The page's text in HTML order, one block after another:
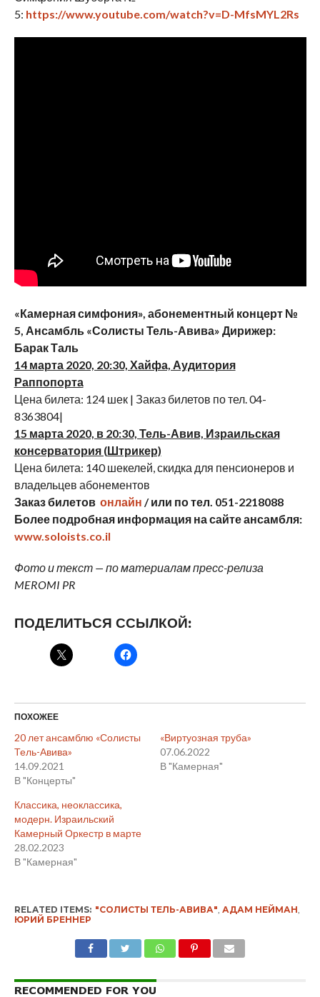
5: https://www.youtube.com/watch?v=D-MfsMYL2Rs
«Камерная симфония», абонементный концерт №
5, Ансамбль «Солисты Тель-Авива» Дирижер:
Барак Таль
14 марта 2020, 20:30, Хайфа, Аудитория
Раппопорта
Цена билета: 124 шек | Заказ билетов по тел. 04-
8363804|
15 марта 2020, в 20:30, Тель-Авив, Израильская
консерватория (Штрикер)
Цена билета: 140 шекелей, скидка для пенсионеров и
владельцев абонементов
Заказ билетов онлайн / или по тел. 051-2218088
Более подробная информация на сайте ансамбля:
www. soloists co il
Фото и текст — по материалам пресс-релиза
MEROMI PR
ПОДЕЛИТЬСЯ ССЫЛКОЙ:
ПОХОЖЕЕ
20 лет ансамблю «Солисты
Тель-Авива»
14.09.2021
В "Концерты"
«Виртуозная труба»
07.06.2022
В "Камерная"
Классика, неоклассика,
модерн. Израильский
Камерный Оркестр в марте
28.02.2023
В "Камерная"
RELATED ITEMS: "СОЛИСТЫ ТЕЛЬ-АВИВА" АДАМ НЕЙМАН
ЮРИЙ БРЕННЕР
RECOMMENDED FOR YOU